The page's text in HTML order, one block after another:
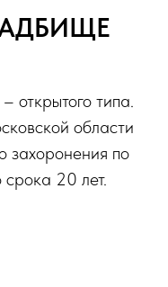
открытого типа.
области
захоронения по
срока 20 лет.